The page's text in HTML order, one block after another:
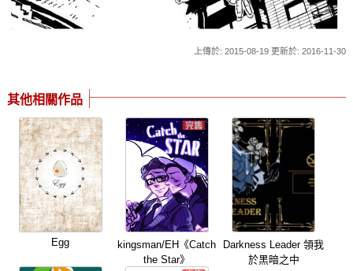
上傳於: 2015-08-19 更新於: 2016-11-30
其他相關作品
Egg
kingsman/EH《Catch
the Star》
Darkness Leader 領我
於黑暗之中